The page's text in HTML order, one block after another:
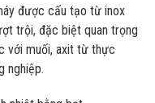
được cấu tạo từ inox
trội, đặc biệt quan trọng
với muối, axit từ thực
nghiệp.